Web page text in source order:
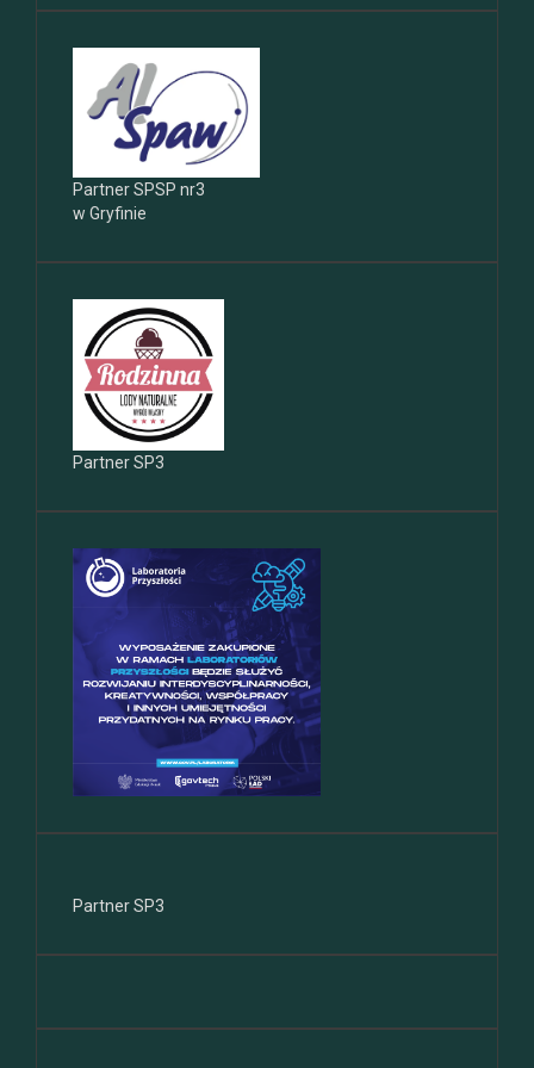
Partner SPSP nr3
w Gryfinie
Partner SP3
Partner SP3